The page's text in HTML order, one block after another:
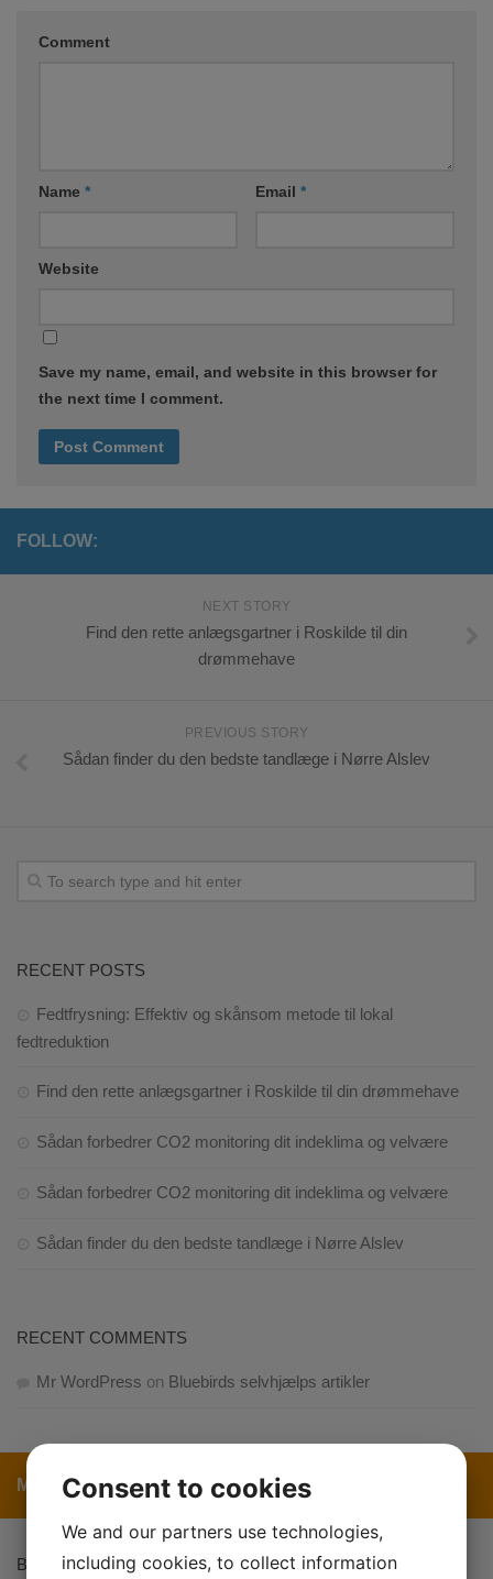
Comment
Name * Email *
Website
Save my name, email, and website in this browser for
the next time I comment.
FOLLOW:
NEXT STORY
Find den rette anlægsgartner i Roskilde til din
drømmehave
PREVIOUS STORY
Sådan finder du den bedste tandlæge i Nørre Alslev
RECENT POSTS
Fedtfrysning: Effektiv og skånsom metode til lokal
fedtreduktion
Find den rette anlægsgartner i Roskilde til din drømmehave
Sådan forbedrer CO2 monitoring dit indeklima og velvære
Sådan forbedrer CO2 monitoring dit indeklima og velvære
Sådan finder du den bedste tandlæge i Nørre Alslev
RECENT COMMENTS
Mr WordPress on Bluebirds selvhjælps artikler
MORE
BLUEBIRDS
Consent to cookies
We and our partners use technologies,
including cookies, to collect information